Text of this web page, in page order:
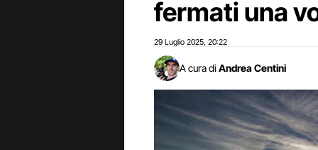
fermati una
29 Luglio 2025 20:22
A cura di Andrea Centini